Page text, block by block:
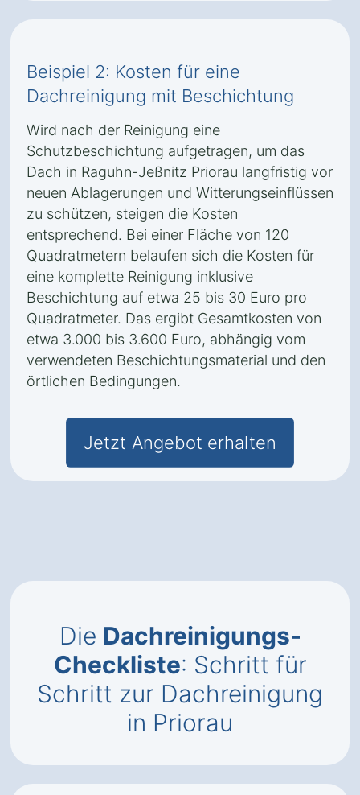
Beispiel 2: Kosten für eine
Dachreinigung mit Beschichtung
Wird nach der Reinigung eine
Schutzbeschichtung aufgetragen, um das
Dach in Raguhn-Jeßnitz Priorau langfristig vor
neuen Ablagerungen und Witterungseinflüssen
zu schützen, steigen die Kosten
entsprechend. Bei einer Fläche von 120
Quadratmetern belaufen sich die Kosten für
eine komplette Reinigung inklusive
Beschichtung auf etwa 25 bis 30 Euro pro
Quadratmeter. Das ergibt Gesamtkosten von
etwa 3.000 bis 3.600 Euro, abhängig vom
verwendeten Beschichtungsmaterial und den
örtlichen Bedingungen.
Jetzt Angebot erhalten
Die Dachreinigungs-
Checkliste: Schritt für
Schritt zur Dachreinigung
in Priorau